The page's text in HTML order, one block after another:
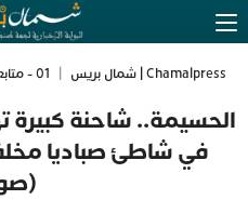
Chamalpress | شمال بريس 01 - متابعات
الحسيمة.. شاحنة
في شاطئ صباديا